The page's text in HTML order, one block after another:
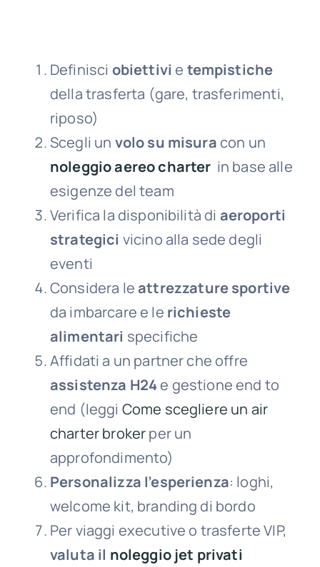
Definisci obiettivi e tempistiche
della trasferta (gare, trasferimenti,
riposo)
Scegli un volo su misuracon un
noleggio aereo charter in base alle
esigenze del team
Verifica la disponibilità di aeroporti
strategici vicino alla sede degli
eventi
Considera leattrezzature sportive
da imbarcare e le richieste
alimentari specifiche
Affidati a un partner che offre
assistenza H24e gestione end to
end (leggi Come scegliere un air
charter brokerper un
approfondimento)
Personalizza l’esperienza: loghi,
welcome kit, branding di bordo
Per viaggi executive o trasferte VIP,
valuta il noleggio jet privati